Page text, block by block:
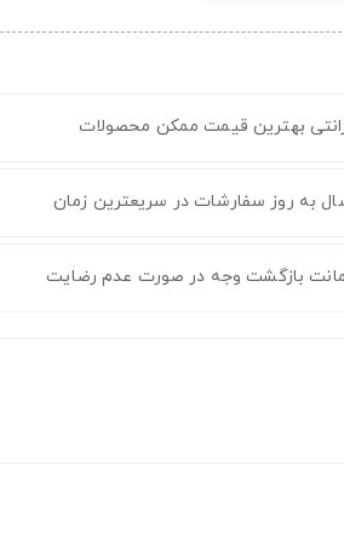
بهترین قیمت ممکن محصولات
به روز سفارشات در سریعترین زمان
بازگشت وجه در صورت عدم رضایت